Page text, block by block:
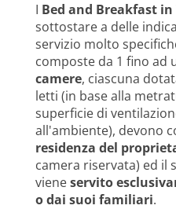
I Bed and Breakfast in
sottostare a delle
servizio molto
composte da 1 fino ad
camere, ciascuna
letti (in base alla
superficie di
all'ambiente), devono
residenza del
camera riservata) ed il
vieneservito
o dai suoi familiari.